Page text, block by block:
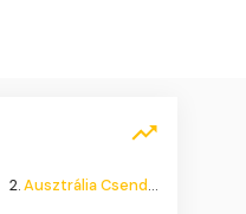
2.Ausztrália Csendes Összeomlása